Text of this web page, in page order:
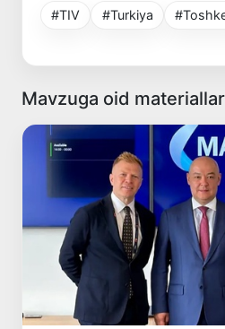
#TIV #Turkiya
Mavzuga oid materiallar